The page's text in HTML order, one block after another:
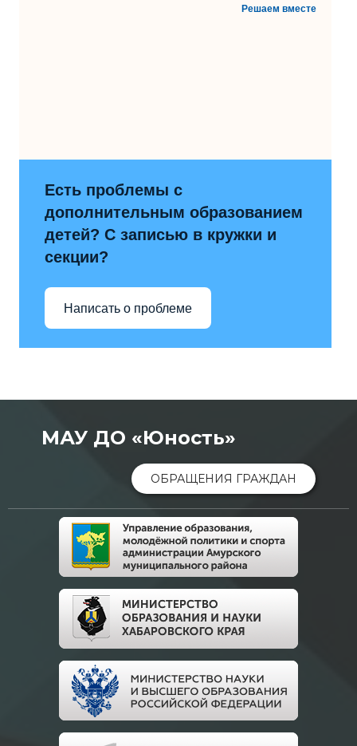
Решаем вместе
Есть проблемы с
дополнительным образованием
детей? С записью в кружки и
секции?
Написать о проблеме
МАУ ДО «Юность»
ОБРАЩЕНИЯ ГРАЖДАН